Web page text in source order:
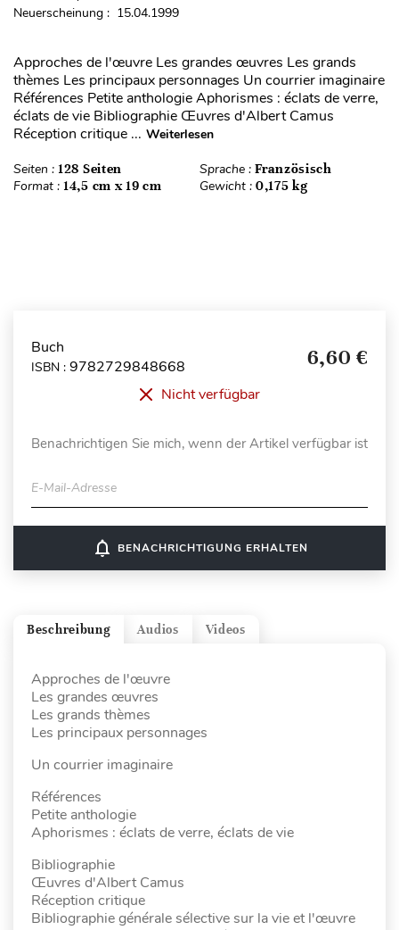
Neuerscheinung : 15.04.1999
Approches de l'œuvre Les grandes œuvres Les grands
thèmes Les principaux personnages Un courrier imaginaire
Références Petite anthologie Aphorismes : éclats de verre,
éclats de vie Bibliographie Œuvres d'Albert Camus
Réception critique ... Weiterlesen
Seiten : 128 Seiten Sprache : Französisch
Format : 14,5 cm x 19 cm Gewicht : 0,175 kg
Buch
ISBN : 9782729848668 6,60 €
Nicht verfügbar
Benachrichtigen Sie mich, wenn der Artikel verfügbar ist
E-Mail-Adresse
notifications_none BENACHRICHTIGUNG ERHALTEN
Videos
Audios
Beschreibung
Approches de l'œuvre
Les grandes œuvres
Les grands thèmes
Les principaux personnages
Un courrier imaginaire
Références
Petite anthologie
Aphorismes : éclats de verre, éclats de vie
Bibliographie
Œuvres d'Albert Camus
Réception critique
Bibliographie générale sélective sur la vie et l'œuvre